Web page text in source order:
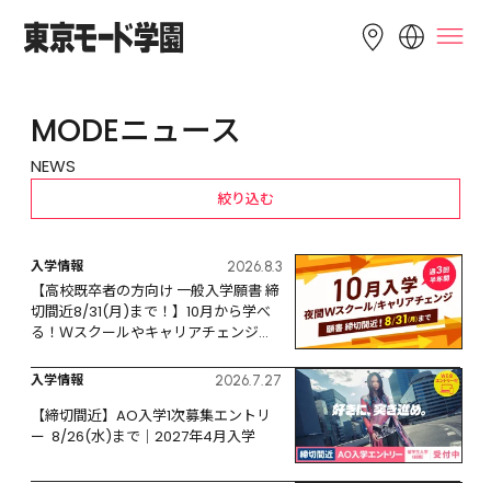
English 简体中文
Tiếng Việt
Bahasa
Indonesia
MODEニュース
NEWS
絞り込む
入学情報 2026.8.3
【高校既卒者の方向け 一般入学願書 締
切間近8/31(月)まで！】10月から学べ
る！Ｗスクールやキャリアチェンジな
入学情報 2026.7.27
【締切間近】AO入学1次募集エントリ
ー  8/26(水)まで｜2027年4月入学